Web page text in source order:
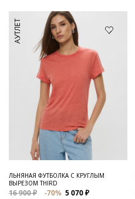
АУТЛЕТ
ЛЬНЯНАЯ ФУТБОЛКА С КРУГЛЫМ
ВЫРЕЗОМ THIRD
16 900 ₽ -70% 5 070 ₽